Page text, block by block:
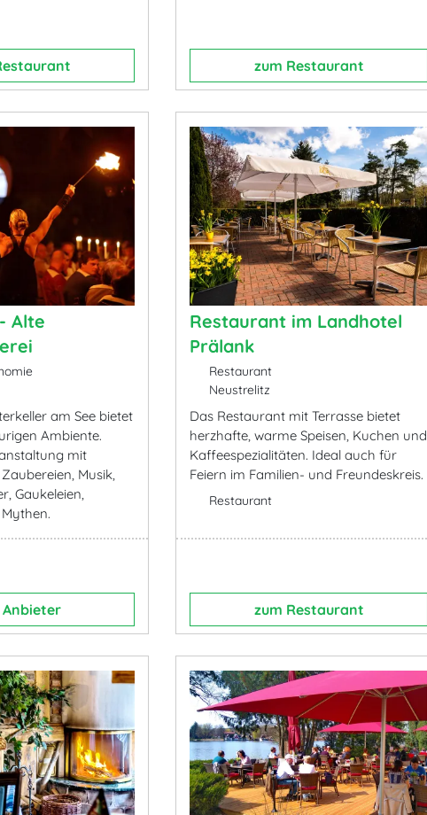
zum Restaurant
Alte
am See bietet
Ambiente.
mit
Musik,
Gaukeleien,
Anbieter
Restaurant im Landhotel
Prälank
Restaurant
Neustrelitz
Das Restaurant mit Terrasse bietet
herzhafte, warme Speisen, Kuchen und
Kaffeespezialitäten. Ideal auch für
Feiern im Familien- und Freundeskreis.
Restaurant
zum Restaurant